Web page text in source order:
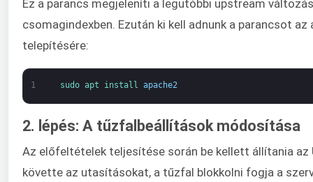
Ez a parancs megjeleníti a legutóbbi upstream
csomagindexben. Ezután ki kell adnunk a parancsot
telepítésére:
1 sudo apt install apache2
2. lépés: A tűzfalbeállítások módosítása
Az előfeltételek teljesítése során be kellett állítania az
követte az utasításokat, a tűzfal blokkolni fogja a